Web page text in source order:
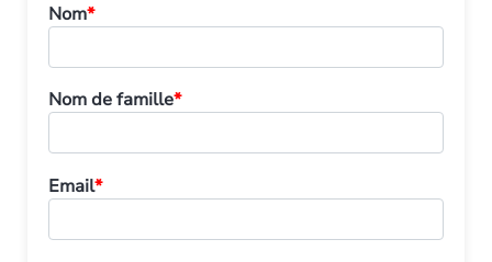
Nom*
Nom de famille*
Email*